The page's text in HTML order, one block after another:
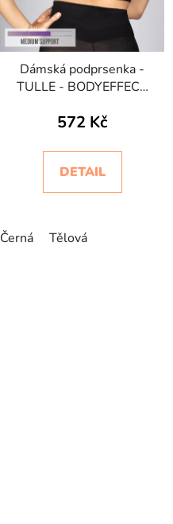
Dámská podprsenka -
TULLE - BODYEFFECT
572 Kč
DETAIL
Černá Tělová